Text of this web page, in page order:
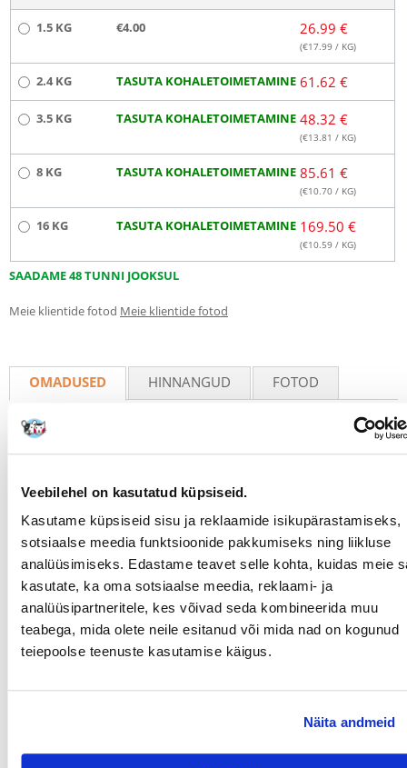
Veebilehel on kasutatud küpsiseid.
Kasutame küpsiseid sisu ja reklaamide isikupärastamiseks,
sotsiaalse meedia funktsioonide pakkumiseks ning liikluse
analüüsimiseks. Edastame teavet selle kohta, kuidas meie
kasutate, ka oma sotsiaalse meedia, reklaami- ja
analüüsipartneritele, kes võivad seda kombineerida muu
teabega, mida olete neile esitanud või mida nad on kogunud
teiepoolse teenuste kasutamise käigus.
Näita andmeid
1.5 KG €4.00 26.99 €
(€17.99 / KG)
2.4 KG TASUTA KOHALETOIMETAMINE 61.62 €
3.5 KG TASUTA KOHALETOIMETAMINE 48.32 €
(€13.81 / KG)
8 KG TASUTA KOHALETOIMETAMINE 85.61 €
(€10.70 / KG)
16 KG TASUTA KOHALETOIMETAMINE 169.50 €
(€10.59 / KG)
SAADAME 48 TUNNI JOOKSUL
Meie klientide fotod Meie klientide fotod
OMADUSED HINNANGUD FOTOD
Parameetrid
Royal Canin Oral Care 30
PRODUCENT: ROYAL CANIN
Otstarve
ELUETAPP: Täiskasvanud
ERINÕUDED: Suuhügieen
LEMMIKLOOMA
12 kuud
Koostisosad